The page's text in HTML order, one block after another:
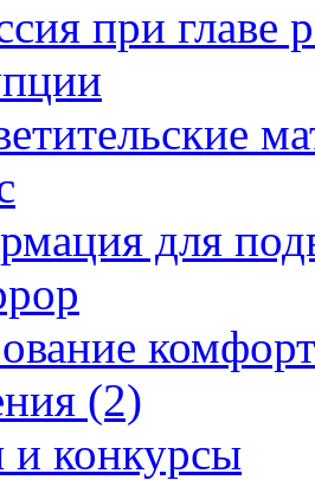
при главе
для
(2)
конкурсы